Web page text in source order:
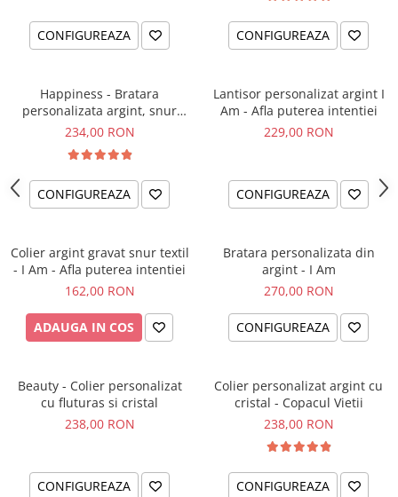
CONFIGUREAZA CONFIGUREAZA
Happiness - Bratara
personalizata argint, snur
impletit piele simbol
234,00 RON
CONFIGUREAZA
Lantisor personalizat argint I
Am - Afla puterea intentiei
229,00 RON
CONFIGUREAZA
Colier argint gravat snur textil
- I Am - Afla puterea intentiei
162,00 RON
ADAUGA IN COS
Bratara personalizata din
argint - I Am
270,00 RON
CONFIGUREAZA
Beauty - Colier personalizat
cu fluturas si cristal
238,00 RON
CONFIGUREAZA
Colier personalizat argint cu
cristal - Copacul Vietii
238,00 RON
CONFIGUREAZA